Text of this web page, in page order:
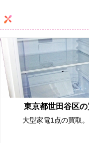
東京都世田谷区の
大型家電1点の買取。